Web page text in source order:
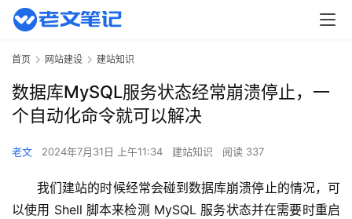
首页 网站建设 建站知识
数据库MySQL服务状态经常崩溃停止，一
个自动化命令就可以解决
老文 2024年7月31日 上午11:34 建站知识 阅读 337
我们建站的时候经常会碰到数据库崩溃停止的情况，可
以使用 Shell 脚本来检测 MySQL 服务状态并在需要时重启